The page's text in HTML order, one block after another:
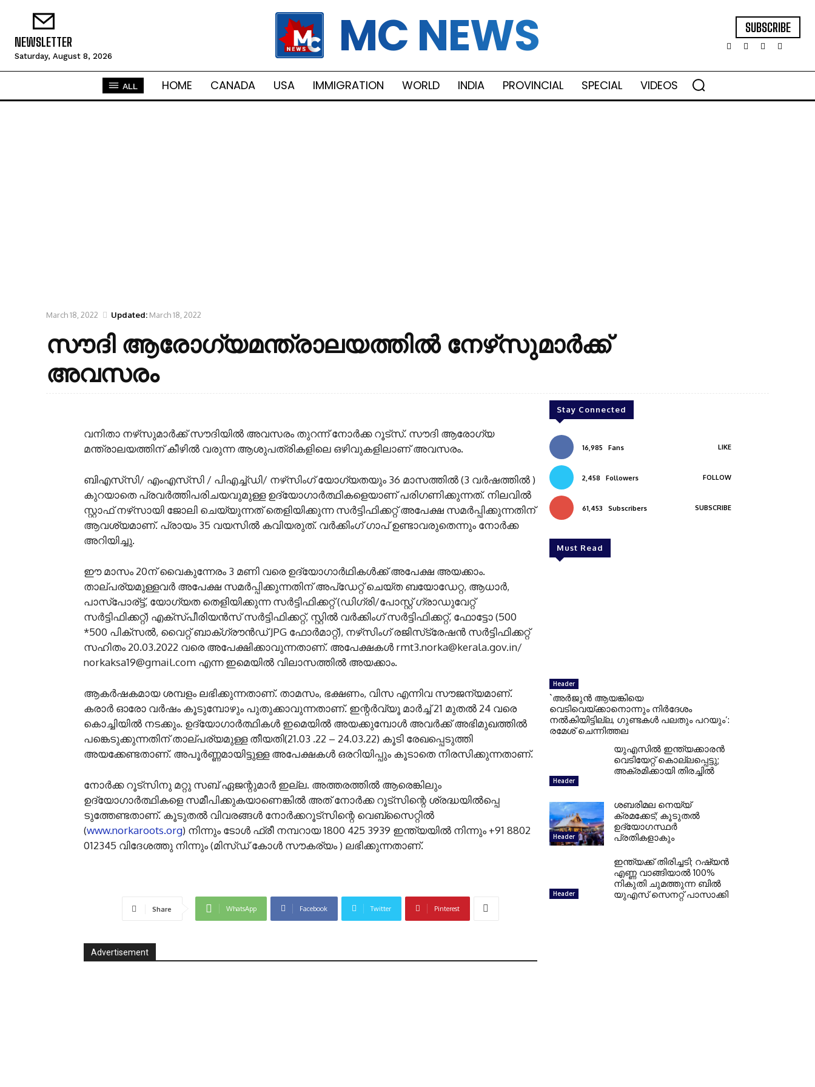
NEWSLETTER
Saturday, August 8, 2026 MC NEWS SUBSCRIBE
ALL HOME CANADA USA IMMIGRATION WORLD INDIA PROVINCIAL SPECIAL VIDEOS
March 18, 2022 Updated: March 18, 2022
സൗദി ആരോഗ്യമന്ത്രാലയത്തില്‍ നേഴ്‌സുമാര്‍ക്ക്
അവസരം
വനിതാ നഴ്‌സുമാര്‍ക്ക് സൗദിയില്‍ അവസരം തുറന്ന് നോര്‍ക്ക റൂട്‌സ്. സൗദി ആരോഗ്യ
മന്ത്രാലയത്തിന് കീഴില്‍ വരുന്ന ആശുപത്രികളിലെ ഒഴിവുകളിലാണ് അവസരം.
ബിഎസ്‌സി/ എംഎസ്‌സി / പിഎച്ച്ഡി/ നഴ്‌സിംഗ് യോഗ്യതയും 36 മാസത്തില്‍ (3 വര്‍ഷത്തില്‍ )
കുറയാതെ പ്രവര്‍ത്തിപരിചയവുമുള്ള ഉദ്യോഗാര്‍ത്ഥികളെയാണ് പരിഗണിക്കുന്നത്. നിലവില്‍
സ്റ്റാഫ് നഴ്‌സായി ജോലി ചെയ്യുന്നത് തെളിയിക്കുന്ന സര്‍ട്ടിഫിക്കറ്റ് അപേക്ഷ സമര്‍പ്പിക്കുന്നതിന്
ആവശ്യമാണ്. പ്രായം 35 വയസില്‍ കവിയരുത്. വര്‍ക്കിംഗ് ഗാപ് ഉണ്ടാവരുതെന്നും നോര്‍ക്ക
അറിയിച്ചു.
ഈ മാസം 20ന് വൈകുന്നേരം 3 മണി വരെ ഉദ്യോഗാര്‍ഥികള്‍ക്ക് അപേക്ഷ അയക്കാം.
താല്പര്യമുള്ളവര്‍ അപേക്ഷ സമര്‍പ്പിക്കുന്നതിന് അപ്‌ഡേറ്റ് ചെയ്ത ബയോഡേറ്റ, ആധാര്‍,
പാസ്‌പോര്ട്ട്, യോഗ്യത തെളിയിക്കുന്ന സര്‍ട്ടിഫിക്കറ്റ് (ഡിഗ്രി/പോസ്റ്റ് ഗ്രാഡുവേറ്റ്
സര്‍ട്ടിഫിക്കറ്റ്) എക്‌സ്പീരിയന്‍സ് സര്‍ട്ടിഫിക്കറ്റ്, സ്റ്റില്‍ വര്‍ക്കിംഗ് സര്‍ട്ടിഫിക്കറ്റ്, ഫോട്ടോ (500
*500 പിക്‌സല്‍, വൈറ്റ് ബാക്ഗ്രൗന്‍ഡ് JPG ഫോര്‍മാറ്റ്), നഴ്‌സിംഗ് രജിസ്‌ട്രേഷന്‍ സര്‍ട്ടിഫിക്കറ്റ്
സഹിതം 20.03.2022 വരെ അപേക്ഷിക്കാവുന്നതാണ്. അപേക്ഷകള്‍ rmt3.norka@kerala.gov.in/
norkaksa19@gmail.com എന്ന ഇമെയില്‍ വിലാസത്തില്‍ അയക്കാം.
ആകര്‍ഷകമായ ശമ്പളം ലഭിക്കുന്നതാണ്. താമസം, ഭക്ഷണം, വിസ എന്നിവ സൗജന്യമാണ്.
കരാര്‍ ഓരോ വര്‍ഷം കൂടുമ്പോഴും പുതുക്കാവുന്നതാണ്. ഇന്റര്‍വ്യൂ മാര്‍ച്ച് 21 മുതല്‍ 24 വരെ
കൊച്ചിയില്‍ നടക്കും. ഉദ്യോഗാര്‍ത്ഥികള്‍ ഇമെയില്‍ അയക്കുമ്പോള്‍ അവര്‍ക്ക് അഭിമുഖത്തില്‍
പങ്കെടുക്കുന്നതിന് താല്പര്യമുള്ള തീയതി(21.03 .22 – 24.03.22) കൂടി രേഖപ്പെടുത്തി
അയക്കേണ്ടതാണ്. അപൂര്‍ണ്ണമായിട്ടുള്ള അപേക്ഷകള്‍ ഒരറിയിപ്പും കൂടാതെ നിരസിക്കുന്നതാണ്.
നോര്‍ക്ക റൂട്‌സിനു മറ്റു സബ് ഏജന്റുമാര്‍ ഇല്ല. അത്തരത്തില്‍ ആരെങ്കിലും
ഉദ്യോഗാര്‍ത്ഥികളെ സമീപിക്കുകയാണെങ്കില്‍ അത് നോര്‍ക്ക റൂട്‌സിന്റെ ശ്രദ്ധയില്‍പ്പെ
ടുത്തേണ്ടതാണ്. കൂടുതല്‍ വിവരങ്ങള്‍ നോര്‍ക്കറൂട്‌സിന്റെ വെബ്‌സൈറ്റില്‍
(www.norkaroots.org) നിന്നും ടോള്‍ ഫ്രീ നമ്പറായ 1800 425 3939 ഇന്ത്യയില്‍ നിന്നും +91 8802
012345 വിദേശത്തു നിന്നും (മിസ്ഡ് കോള്‍ സൗകര്യം ) ലഭിക്കുന്നതാണ്.
Share WhatsApp Facebook Twitter Pinterest
Advertisement
Stay Connected
16,985 Fans LIKE
2,458 Followers FOLLOW
61,453 Subscribers SUBSCRIBE
Must Read
Header
`അര്‍ജുന്‍ ആയങ്കിയെ
വെടിവെയ്ക്കാനൊന്നും നിര്‍ദേശം
നല്‍കിയിട്ടില്ല, ഗുണ്ടകള്‍ പലതും പറയും’:
രമേശ് ചെന്നിത്തല
Header
യുഎസില്‍ ഇന്ത്യക്കാരന്‍
വെടിയേറ്റ് കൊല്ലപ്പെട്ടു;
അക്രമിക്കായി തിരച്ചില്‍
Header
ശബരിമല നെയ്യ്
ക്രമക്കേട്; കൂടുതല്‍
ഉദ്യോഗസ്ഥര്‍
പ്രതികളാകും
Header
ഇന്ത്യക്ക് തിരിച്ചടി; റഷ്യന്‍
എണ്ണ വാങ്ങിയാല്‍ 100%
നികുതി ചുമത്തുന്ന ബില്‍
യുഎസ് സെനറ്റ് പാസാക്കി